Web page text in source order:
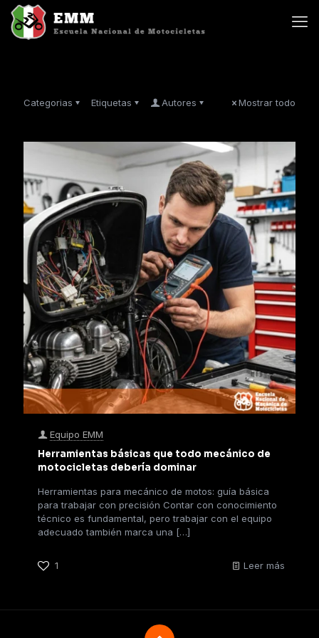
Categorias Etiquetas Autores Mostrar todo
Equipo EMM
Herramientas básicas que todo mecánico de
motocicletas debería dominar
Herramientas para mecánico de motos: guía básica
para trabajar con precisión Contar con conocimiento
técnico es fundamental, pero trabajar con el equipo
adecuado también marca una […]
1 Leer más